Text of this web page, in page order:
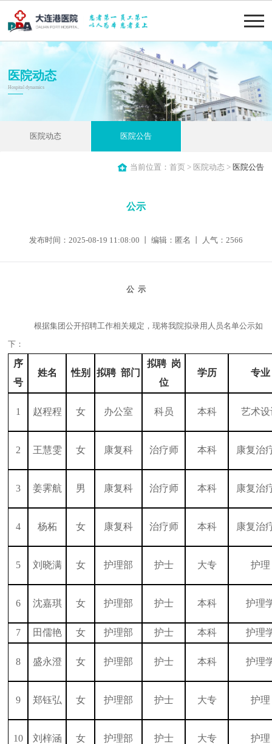
医院动态
Hospital dynamics
医院动态 医院公告
当前位置： 首页> 医院动态 > 医院公告
公示
发布时间：2025-08-19 11:08:00 丨 编辑：匿名 丨 人气： 2566
公 示
根据集团公开招聘工作相关规定，现将我院拟录用人员名单公示如
下：
序
号
姓名 性别 拟聘 部门
拟聘 岗
位
学历 专业
1 赵程程 女 办公室 科员 本科 艺术
2 王慧雯 女 康复科 治疗师 本科 康复治
3 姜霁航 男 康复科 治疗师 本科 康复治
4 杨柘 女 康复科 治疗师 本科 康复治
5 刘晓满 女 护理部 护士 大专 护理
6 沈嘉琪 女 护理部 护士 本科 护理
7 田儒艳 女 护理部 护士 本科 护理
8 盛永澄 女 护理部 护士 本科 护理
9 郑钰弘 女 护理部 护士 大专 护理
10 刘梓涵 女 护理部 护士 大专 护理